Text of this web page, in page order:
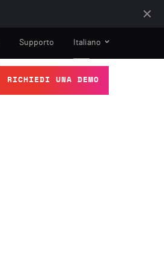
RICHIEDI UNA DEMO
Supporto Italiano